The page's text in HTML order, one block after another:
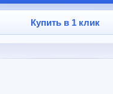
Купить в 1 клик